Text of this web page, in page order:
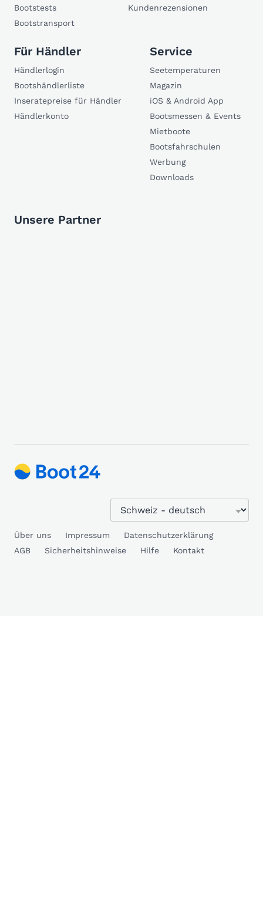
Bootstests
Bootstransport
Kundenrezensionen
Für Händler
Händlerlogin
Bootshändlerliste
Inseratepreise für Händler
Händlerkonto
Service
Seetemperaturen
Magazin
iOS & Android App
Bootsmessen & Events
Mietboote
Bootsfahrschulen
Werbung
Downloads
Unsere Partner
Über uns Impressum
Datenschutzerklärung
AGB
Sicherheitshinweise Hilfe Kontakt